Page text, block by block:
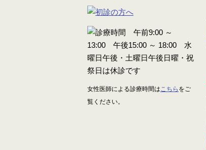
女性医師による診療時間はこちら をご
覧ください。